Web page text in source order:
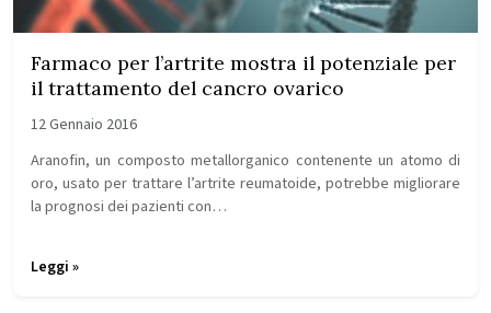
Farmaco per l’artrite mostra il potenziale per
il trattamento del cancro ovarico
12 Gennaio 2016
Aranofin, un composto metallorganico contenente un atomo di
oro, usato per trattare l’artrite reumatoide, potrebbe migliorare
la prognosi dei pazienti con…
Leggi »